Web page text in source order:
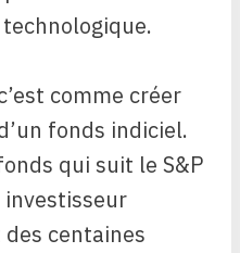
comme créer
fonds indiciel.
qui suit le S&P
investisseur
centaines